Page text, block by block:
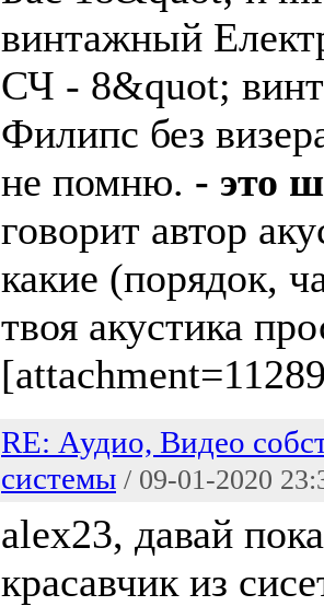
винтажный
СЧ - 8&quot;
Филипс без
не помню. - это
говорит автор
какие (порядок,
твоя акустика
RE: Аудио, Видео
системы / 09-01-2020
alex23, давай
красавчик из